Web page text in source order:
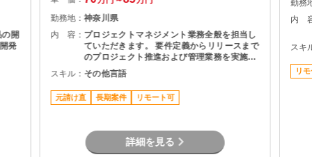
開
発
勤務地：神奈川県
内 容： プロジェクトマネジメント業務全般を担当し
ていただきます。 要件定義からリリースまで
のプロジェクト推進および管理業務を実施
し、ベンダー社員の代替要員として開発パー
トナー会社の作業進捗管理、課題管理、品質
管理、顧客報告を行う。
スキル： その他言語
元請け直 長期案件 リモート可
詳細を見る
勤務
内
スキ
リ